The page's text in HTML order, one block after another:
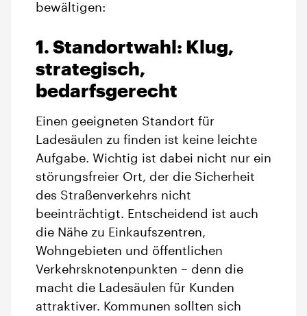
bewältigen:
1. Standortwahl: Klug,
strategisch,
bedarfsgerecht
Einen geeigneten Standort für
Ladesäulen zu finden ist keine leichte
Aufgabe. Wichtig ist dabei nicht nur ein
störungsfreier Ort, der die Sicherheit
des Straßenverkehrs nicht
beeinträchtigt. Entscheidend ist auch
die Nähe zu Einkaufszentren,
Wohngebieten und öffentlichen
Verkehrsknotenpunkten – denn die
macht die Ladesäulen für Kunden
attraktiver. Kommunen sollten sich